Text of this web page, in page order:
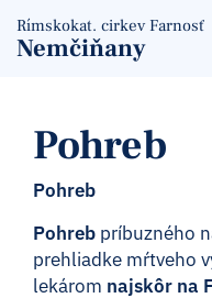
Rímskokat. cirkev Farnosť
Nemčiňany
Pohreb
Pohreb
Pohreb príbuzného
prehliadke mŕtveho
lekárom najskôr na